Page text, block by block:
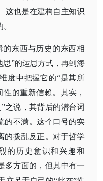
这也是在建构自主知识
的东西与历史的东西相
思”的运思方式，再到海
度中把握它的“是其所
的重新信赖。其实，
之说，其背后的潜台词
的不满。这个口号的实
的拨乱反正。对于哲学
的历史意识和兴趣和
多方面的，但其中有一